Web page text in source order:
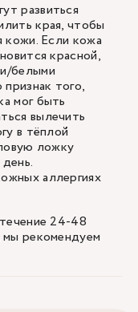
развиться
края, чтобы
кожи. Если кожа
красной,
белыми
того,
мог быть
вылечить
в тёплой
ложку
аллергиях
24-48
мы рекомендуем